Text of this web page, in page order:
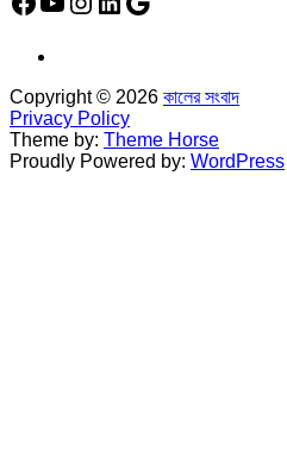
Copyright © 2026 কালের সংবাদ
Privacy Policy
Theme by: Theme Horse
Proudly Powered by: WordPress